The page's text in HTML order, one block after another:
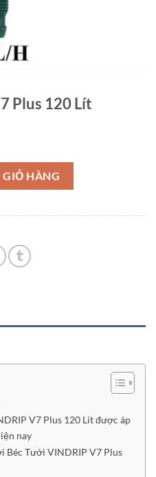
Plus 120 Lít
số lượngHÀNG
V7 Plus 120 Lít được áp
nay
Béc Tưới VINDRIP V7 Plus